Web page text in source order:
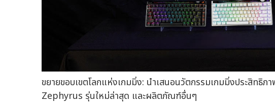
ขยายขอบเขตโลกแห่งเกมมิ่ง: นำเสนอนวัตกรรมเกมมิ่งประสิทธิ
Zephyrus รุ่นใหม่ล่าสุด และผลิตภัณฑ์อื่นๆ